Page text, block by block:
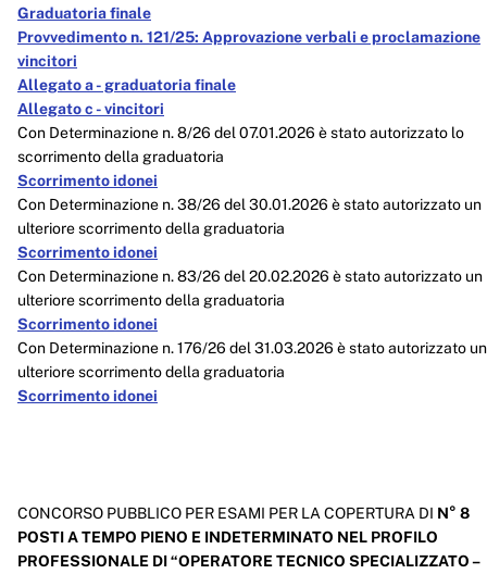
Graduatoria finale
Provvedimento n. 121/25: Approvazione verbali e proclamazione
vincitori
Allegato a - graduatoria finale
Allegato c - vincitori
Con Determinazione n. 8/26 del 07.01.2026 è stato autorizzato lo
scorrimento della graduatoria
Scorrimento idonei
Con Determinazione n. 38/26 del 30.01.2026 è stato autorizzato un
ulteriore scorrimento della graduatoria
Scorrimento idonei
Con Determinazione n. 83/26 del 20.02.2026 è stato autorizzato un
ulteriore scorrimento della graduatoria
Scorrimento idonei
Con Determinazione n. 176/26 del 31.03.2026 è stato autorizzato un
ulteriore scorrimento della graduatoria
Scorrimento idonei
CONCORSO PUBBLICO PER ESAMI PER LA COPERTURA DI N° 8
POSTI A TEMPO PIENO E INDETERMINATO NEL PROFILO
PROFESSIONALE DI “OPERATORE TECNICO SPECIALIZZATO –